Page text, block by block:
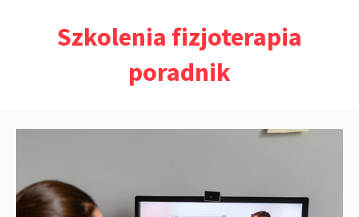
Szkolenia fizjoterapia
poradnik